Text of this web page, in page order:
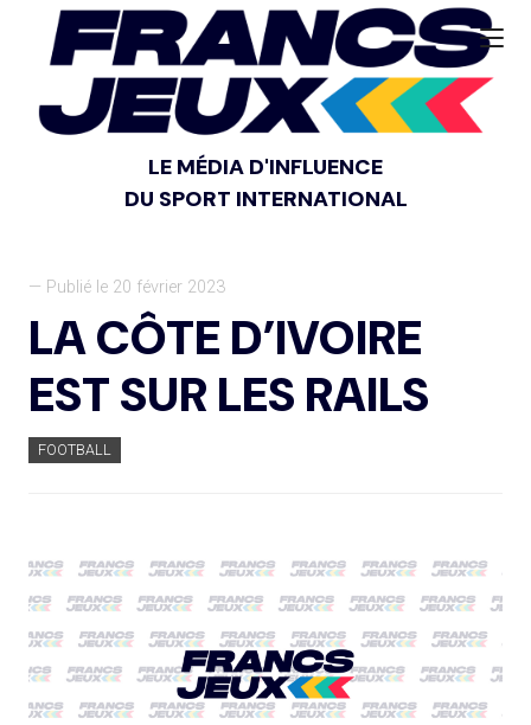
LE MÉDIA D'INFLUENCE
DU SPORT INTERNATIONAL
— Publié le 20 février 2023
LA CÔTE D’IVOIRE
EST SUR LES RAILS
FOOTBALL